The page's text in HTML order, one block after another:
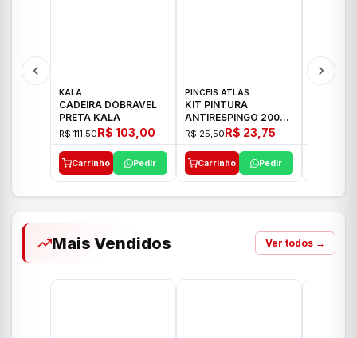
KALA
CADEIRA DOBRAVEL
PRETA KALA
R$ 111,50R$ 103,00
Carrinho Pedir
PINCEIS ATLAS
KIT PINTURA
ANTIRESPINGO 2003
ATLAS 03 PCS
R$ 25,50R$ 23,75
Carrinho Pedir
Mais Vendidos Ver todos →